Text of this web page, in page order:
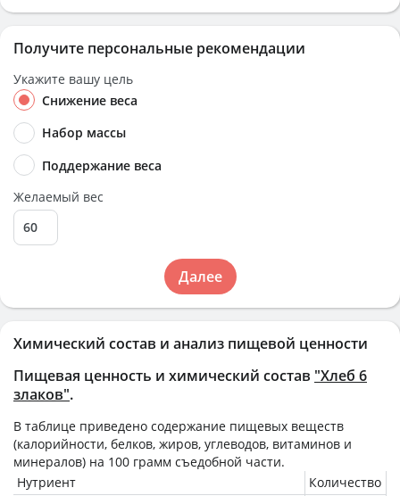
Химический состав и анализ пищевой ценности
Пищевая ценность и химический состав "Хлеб 6
злаков".
В таблице приведено содержание пищевых веществ
(калорийности, белков, жиров, углеводов, витаминов и
минералов) на 100 грамм съедобной части.
Нутриент
Количество
Получите персональные рекомендации
Укажите вашу цель
Снижение веса
Набор массы
Поддержание веса
Желаемый вес
Далее